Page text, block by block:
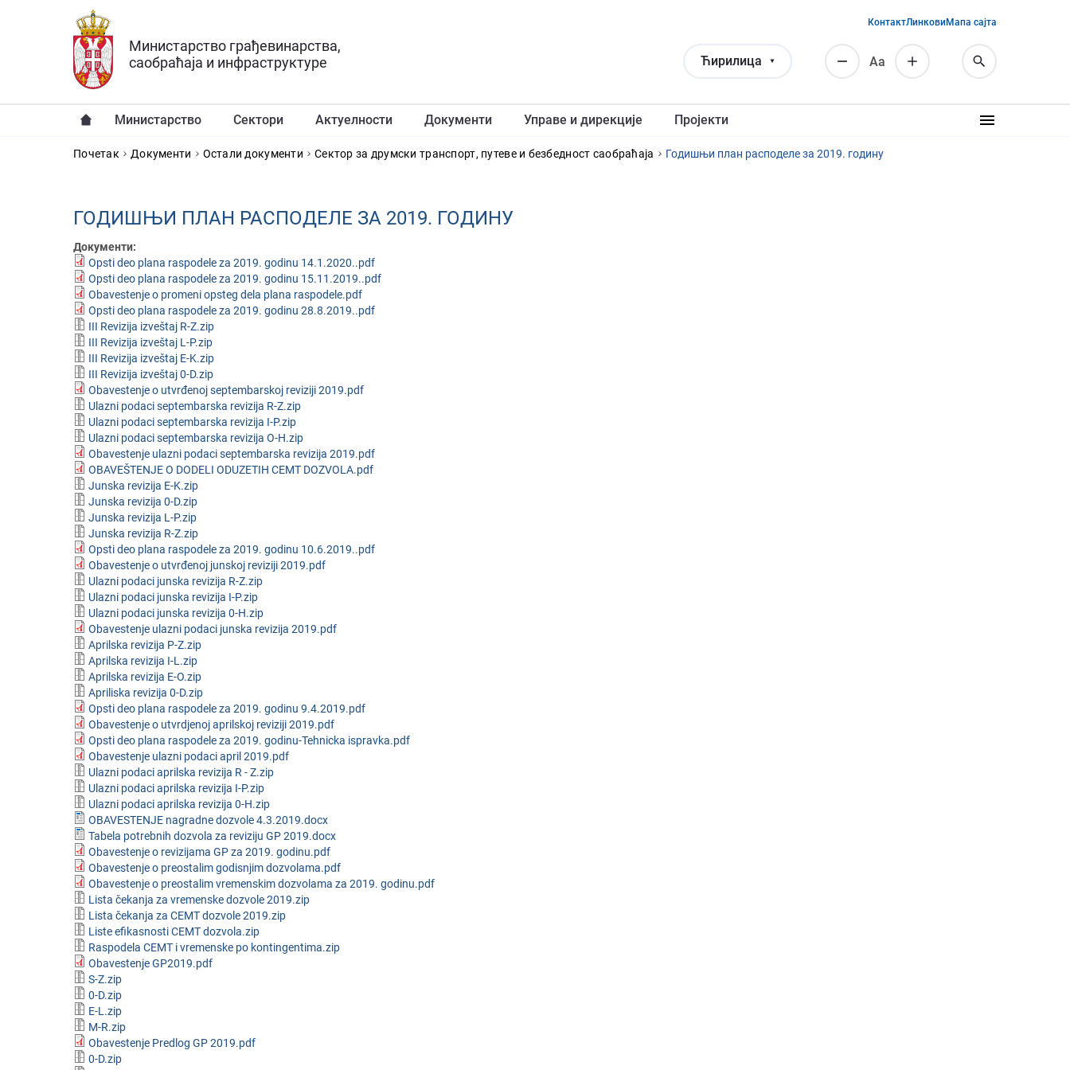
Прескочи на главни део садржаја
Министарство грађевинарства,
саобраћаја и инфраструктуре
Ћирилица Аа
КонтактЛинковиМапа сајта
Министарство Сектори Актуелности Документи Управе и дирекције Пројекти
YOU ARE HERE
Почетак Документи Остали документи Сектор за друмски транспорт, путеве и безбедност саобраћаја Годишњи план расподеле за 2019. годину
ГОДИШЊИ ПЛАН РАСПОДЕЛЕ ЗА 2019. ГОДИНУ
Документи:
Opsti deo plana raspodele za 2019. godinu 14.1.2020..pdf
Opsti deo plana raspodele za 2019. godinu 15.11.2019..pdf
Obavestenje o promeni opsteg dela plana raspodele.pdf
Opsti deo plana raspodele za 2019. godinu 28.8.2019..pdf
III Revizija izveštaj R-Z.zip
III Revizija izveštaj L-P.zip
III Revizija izveštaj E-K.zip
III Revizija izveštaj 0-D.zip
Obavestenje o utvrđenoj septembarskoj reviziji 2019.pdf
Ulazni podaci septembarska revizija R-Z.zip
Ulazni podaci septembarska revizija I-P.zip
Ulazni podaci septembarska revizija O-H.zip
Obavestenje ulazni podaci septembarska revizija 2019.pdf
OBAVEŠTENJE O DODELI ODUZETIH CEMT DOZVOLA.pdf
Junska revizija E-K.zip
Junska revizija 0-D.zip
Junska revizija L-P.zip
Junska revizija R-Z.zip
Opsti deo plana raspodele za 2019. godinu 10.6.2019..pdf
Obavestenje o utvrđenoj junskoj reviziji 2019.pdf
Ulazni podaci junska revizija R-Z.zip
Ulazni podaci junska revizija I-P.zip
Ulazni podaci junska revizija 0-H.zip
Obavestenje ulazni podaci junska revizija 2019.pdf
Aprilska revizija P-Z.zip
Aprilska revizija I-L.zip
Aprilska revizija E-O.zip
Apriliska revizija 0-D.zip
Opsti deo plana raspodele za 2019. godinu 9.4.2019.pdf
Obavestenje o utvrdjenoj aprilskoj reviziji 2019.pdf
Opsti deo plana raspodele za 2019. godinu-Tehnicka ispravka.pdf
Obavestenje ulazni podaci april 2019.pdf
Ulazni podaci aprilska revizija R - Z.zip
Ulazni podaci aprilska revizija I-P.zip
Ulazni podaci aprilska revizija 0-H.zip
OBAVESTENJE nagradne dozvole 4.3.2019.docx
Tabela potrebnih dozvola za reviziju GP 2019.docx
Obavestenje o revizijama GP za 2019. godinu.pdf
Obavestenje o preostalim godisnjim dozvolama.pdf
Obavestenje o preostalim vremenskim dozvolama za 2019. godinu.pdf
Lista čekanja za vremenske dozvole 2019.zip
Lista čekanja za CEMT dozvole 2019.zip
Liste efikasnosti CEMT dozvola.zip
Raspodela CEMT i vremenske po kontingentima.zip
Obavestenje GP2019.pdf
S-Z.zip
0-D.zip
E-L.zip
M-R.zip
Obavestenje Predlog GP 2019.pdf
0-D.zip